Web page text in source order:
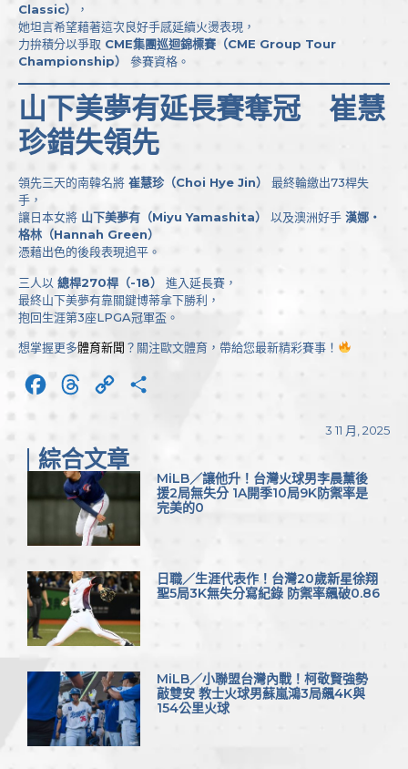
Classic）
，
她坦言希望藉著這次良好手感延續火燙表現，
力拚積分以爭取 CME集團巡迴錦標賽（CME Group Tour
Championship）
參賽資格。
山下美夢有延長賽奪冠 崔慧
珍錯失領先
領先三天的南韓名將 崔慧珍（Choi Hye Jin）
最終輪繳出73桿失
手，
讓日本女將 山下美夢有（Miyu Yamashita） 以及澳洲好手 漢娜・
格林（Hannah Green）
憑藉出色的後段表現追平。
三人以 總桿270桿（-18）
進入延長賽，
最終山下美夢有靠關鍵博蒂拿下勝利，
抱回生涯第3座LPGA冠軍盃。
想掌握更多體育新聞 ？關注歐文體育，帶給您最新精彩賽事！
FacebookThreads
Copy
3 11 月, 2025
綜合文章
MiLB／讓他升！台灣火球男李晨薰後
援2局無失分 1A開季10局9K防禦率是
完美的0
日職／生涯代表作！台灣20歲新星徐翔
聖5局3K無失分寫紀錄 防禦率飆破0.86
MiLB／小聯盟台灣內戰！柯敬賢強勢
敲雙安 教士火球男蘇嵐鴻3局飆4K與
154公里火球